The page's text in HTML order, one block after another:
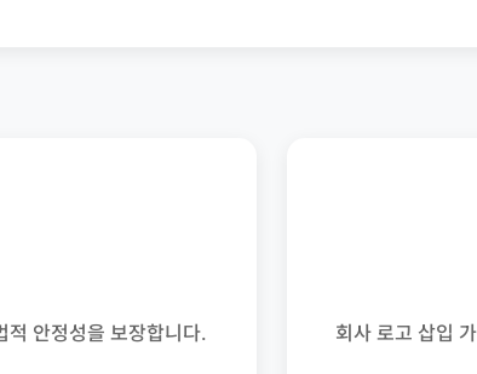
적 안정성을 보장합니다.
회사 로고 삽입